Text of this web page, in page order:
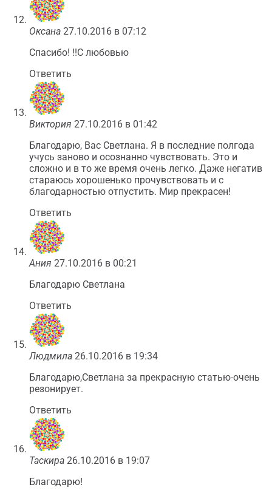
Оксана 27.10.2016 в 07:12
Спасибо! !!С любовью
Ответить
Виктория 27.10.2016 в 01:42
Благодарю, Вас Светлана. Я в последние полгода
учусь заново и осознанно чувствовать. Это и
сложно и в то же время очень легко. Даже негатив
стараюсь хорошенько прочувствовать и с
благодарностью отпустить. Мир прекрасен!
Ответить
Ания 27.10.2016 в 00:21
Благодарю Светлана
Ответить
Людмила 26.10.2016 в 19:34
Благодарю,Светлана за прекрасную статью-очень
резонирует.
Ответить
Таскира 26.10.2016 в 19:07
Благодарю!